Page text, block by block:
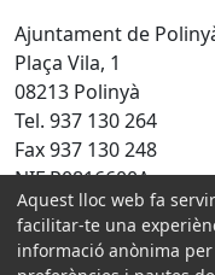
Ajuntament de
Plaça Vila, 1
08213 Polinyà
Tel. 937 130 264
Fax 937 130 248
NIF P0816600A
Amb la col·laboració
Aquest lloc web fa
facilitar-te una
informació anònima